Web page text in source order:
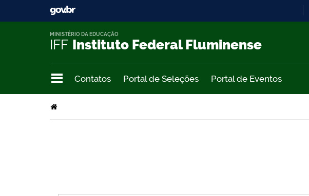
IFF Instituto Federal Fluminense
MINISTÉRIO DA EDUCAÇÃO
Contatos Portal de Seleções Portal de Eventos